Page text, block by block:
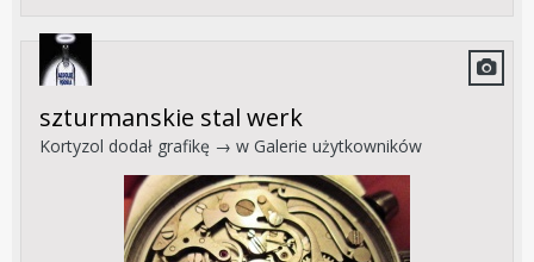
szturmanskie stal werk
Kortyzol dodał grafikę → w Galerie użytkowników